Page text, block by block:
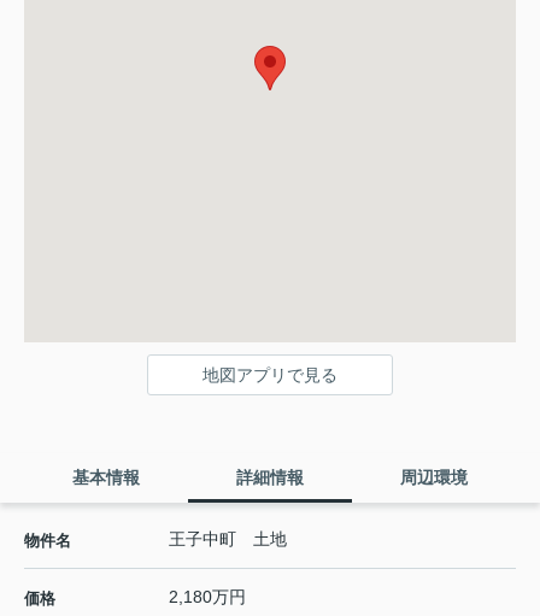
地図アプリで見る
基本情報 詳細情報 周辺環境
物件名 王子中町 土地
価格 2,180万円